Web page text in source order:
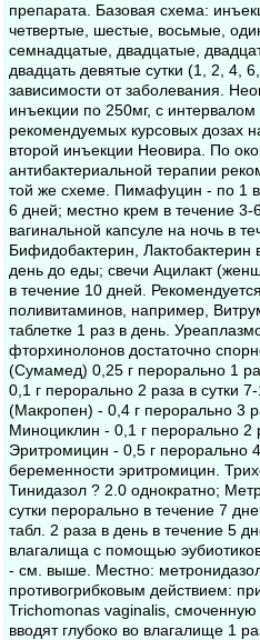
препарата. Базовая схема:
четвертые, шестые, восьмые,
семнадцатые, двадцатые,
двадцать девятые сутки (1, 2, 4,
зависимости от заболевания.
инъекции по 250мг, с
рекомендуемых курсовых дозах
второй инъекции Неовира. По
антибактериальной терапии
той же схеме. Пимафуцин - по 1
6 дней; местно крем в течение
вагинальной капсуле на ночь в
Бифидобактерин, Лактобактерин
день до еды; свечи Ацилакт
в течение 10 дней.
поливитаминов, например,
таблетке 1 раз в день.
фторхинолонов достаточно
(Сумамед) 0,25 г перорально 1
0,1 г перорально 2 раза в сутки
(Макропен) - 0,4 г перорально 3
Миноциклин - 0,1 г перорально 2
Эритромицин - 0,5 г перорально
беременности эритромицин.
Тинидазол ? 2.0 однократно;
сутки перорально в течение 7
табл. 2 раза в день в течение 5
влагалища с помощью
- см. выше. Местно:
противогрибковым действием:
Trichomonas vaginalis, смоченную
вводят глубоко во влагалище 1